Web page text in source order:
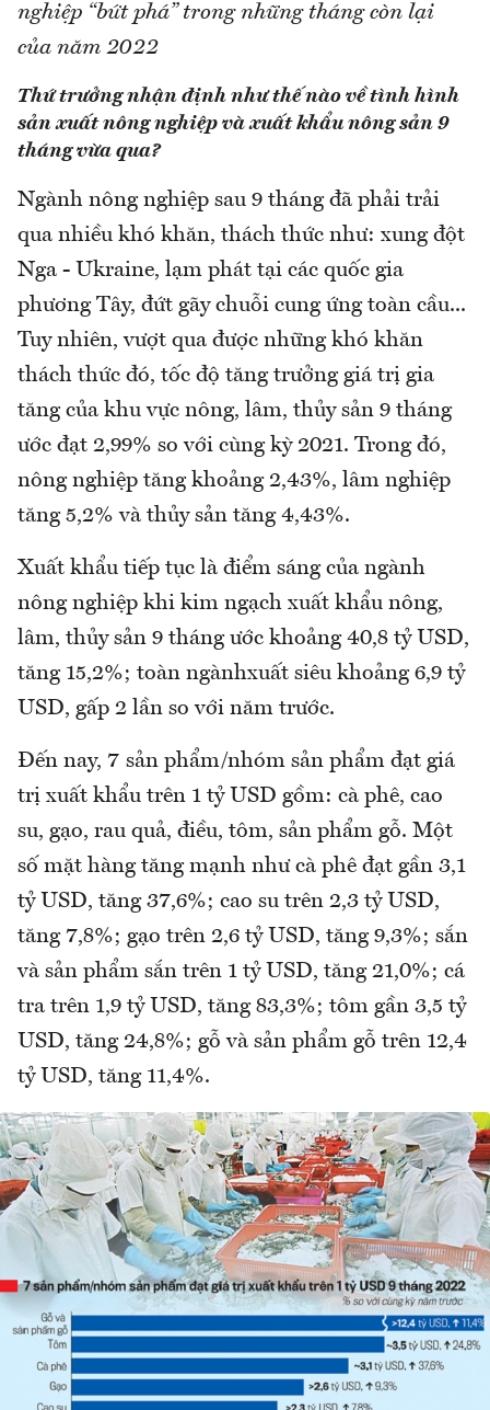
nghiệp “bứt phá” trong những tháng còn lại
của năm 2022
Thứ trưởng nhận định như thế nào về tình hình
sản xuất nông nghiệp và xuất khẩu nông sản 9
tháng vừa qua?
Ngành nông nghiệp sau 9 tháng đã phải trải
qua nhiều khó khăn, thách thức như: xung đột
Nga - Ukraine, lạm phát tại các quốc gia
phương Tây, đứt gãy chuỗi cung ứng toàn cầu...
Tuy nhiên, vượt qua được những khó khăn
thách thức đó, tốc độ tăng trưởng giá trị gia
tăng của khu vực nông, lâm, thủy sản 9 tháng
ước đạt 2,99% so với cùng kỳ 2021. Trong đó,
nông nghiệp tăng khoảng 2,43%, lâm nghiệp
tăng 5,2% và thủy sản tăng 4,43%.
Xuất khẩu tiếp tục là điểm sáng của ngành
nông nghiệp khi kim ngạch xuất khẩu nông,
lâm, thủy sản 9 tháng ước khoảng 40,8 tỷ USD,
tăng 15,2%; toàn ngànhxuất siêu khoảng 6,9 tỷ
USD, gấp 2 lần so với năm trước.
Đến nay, 7 sản phẩm/nhóm sản phẩm đạt giá
trị xuất khẩu trên 1 tỷ USD gồm: cà phê, cao
su, gạo, rau quả, điều, tôm, sản phẩm gỗ. Một
số mặt hàng tăng mạnh như cà phê đạt gần 3,1
tỷ USD, tăng 37,6%; cao su trên 2,3 tỷ USD,
tăng 7,8%; gạo trên 2,6 tỷ USD, tăng 9,3%; sắn
và sản phẩm sắn trên 1 tỷ USD, tăng 21,0%; cá
tra trên 1,9 tỷ USD, tăng 83,3%; tôm gần 3,5 tỷ
USD, tăng 24,8%; gỗ và sản phẩm gỗ trên 12,4
tỷ USD, tăng 11,4%.